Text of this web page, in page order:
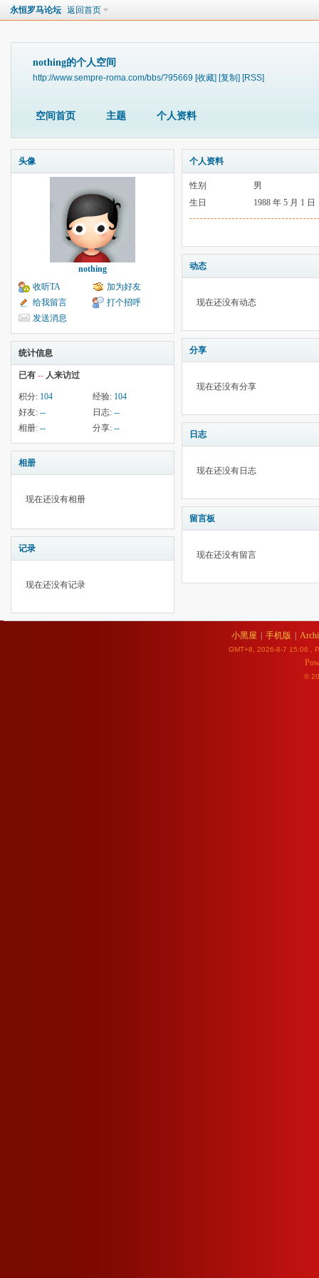
永恒罗马论坛 返回首页
nothing的个人空间
http://www.sempre-roma.com/bbs/?95669 [收藏] [复制] [RSS]
空间首页 主题 个人资料
头像
nothing
收听TA
加为好友
给我留言
打个招呼
发送消息
统计信息
已有 -- 人来访过
积分: 104 经验: 104
好友: -- 日志: --
相册: -- 分享: --
相册
现在还没有相册
记录
现在还没有记录
个人资料
性别
男
生日
1988 年 5 月 1 日
动态
现在还没有动态
分享
现在还没有分享
日志
现在还没有日志
留言板
现在还没有留言
小黑屋 手机版
GMT+8, 2026-8-7 15:06 ,
©